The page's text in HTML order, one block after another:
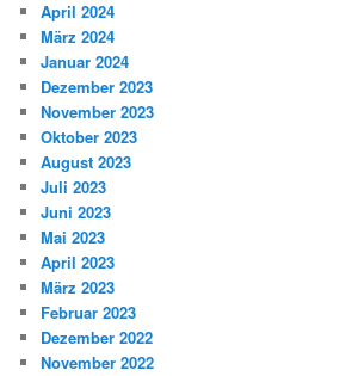
April 2024
März 2024
Januar 2024
Dezember 2023
November 2023
Oktober 2023
August 2023
Juli 2023
Juni 2023
Mai 2023
April 2023
März 2023
Februar 2023
Dezember 2022
November 2022